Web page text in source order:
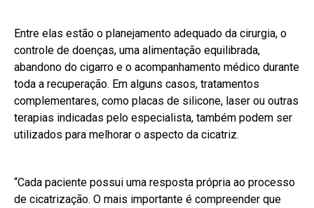
Entre elas estão o planejamento adequado da cirurgia, o
controle de doenças, uma alimentação equilibrada,
abandono do cigarro e o acompanhamento médico durante
toda a recuperação. Em alguns casos, tratamentos
complementares, como placas de silicone, laser ou outras
terapias indicadas pelo especialista, também podem ser
utilizados para melhorar o aspecto da cicatriz.
“Cada paciente possui uma resposta própria ao processo
de cicatrização. O mais importante é compreender que